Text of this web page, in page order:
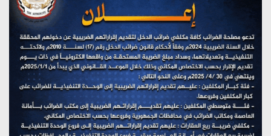
مؤتمر صحفي لمركز عين الإنسانية حول جرائم تحالف العدوان
على اليمن
يوليو 27, 2026
تستمعون لبرنامج (مع السيد القائد)
يوليو 26, 2026
تستمعون لبرنامج (خبر وعلم)